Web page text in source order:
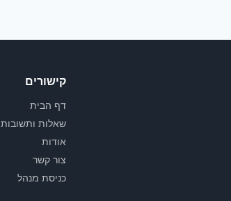
קישורים
דף הבית
שאלות ותשובות
אודות
צור קשר
כניסת מנהל